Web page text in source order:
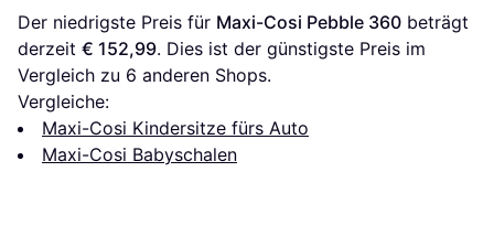
Der niedrigste Preis für Maxi-Cosi Pebble 360 beträgt
derzeit € 152,99. Dies ist der günstigste Preis im
Vergleich zu 6 anderen Shops.
Vergleiche:
Maxi-Cosi Kindersitze fürs Auto
Maxi-Cosi Babyschalen